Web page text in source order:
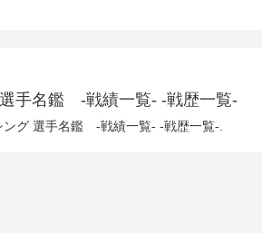
手名鑑 -戦績一覧- -戦歴一覧-
グ 選手名鑑 -戦績一覧- -戦歴一覧-.